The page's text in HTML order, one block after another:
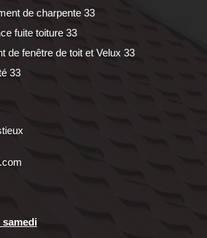
de charpente 33
fuite toiture 33
de fenêtre de toit et Velux 33
33
samedi